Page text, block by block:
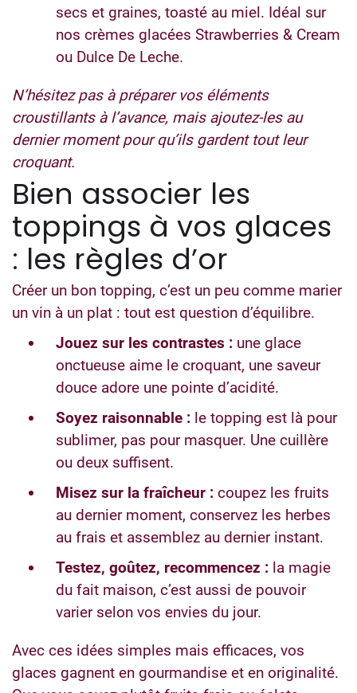
secs et graines, toasté au miel. Idéal sur
nos crèmes glacées Strawberries & Cream
ou Dulce De Leche.
N’hésitez pas à préparer vos éléments
croustillants à l’avance, mais ajoutez-les au
dernier moment pour qu’ils gardent tout leur
croquant.
Bien associer les
toppings à vos glaces
: les règles d’or
Créer un bon topping, c’est un peu comme marier
un vin à un plat : tout est question d’équilibre.
Jouez sur les contrastes : une glace
onctueuse aime le croquant, une saveur
douce adore une pointe d’acidité.
Soyez raisonnable : le topping est là pour
sublimer, pas pour masquer. Une cuillère
ou deux suffisent.
Misez sur la fraîcheur : coupez les fruits
au dernier moment, conservez les herbes
au frais et assemblez au dernier instant.
Testez, goûtez, recommencez : la magie
du fait maison, c’est aussi de pouvoir
varier selon vos envies du jour.
Avec ces idées simples mais efficaces, vos
glaces gagnent en gourmandise et en originalité.